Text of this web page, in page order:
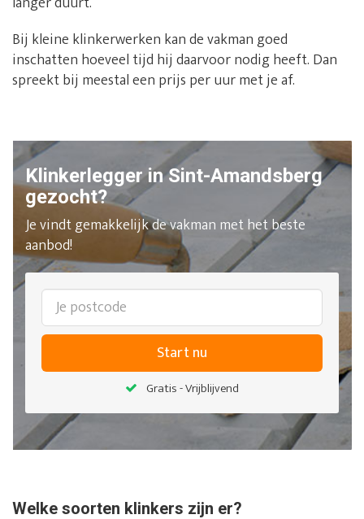
Bij kleine klinkerwerken kan de vakman goed
inschatten hoeveel tijd hij daarvoor nodig heeft. Dan
spreekt bij meestal een prijs per uur met je af.
Klinkerlegger in Sint-Amandsberg
gezocht?
Je vindt gemakkelijk de vakman met het beste
aanbod!
Start nu
Gratis - Vrijblijvend
Welke soorten klinkers zijn er?